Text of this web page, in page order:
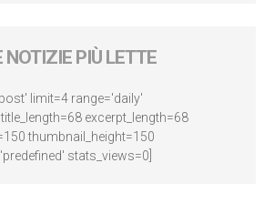
NOTIZIE PIÙ LETTE
limit=4 range='daily'
excerpt_length=68
thumbnail_height=150
stats_views=0]